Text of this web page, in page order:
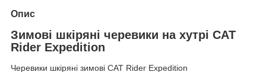
Опис
Зимові шкіряні черевики на хутрі CAT
Rider Expedition
Черевики шкіряні зимові CAT Rider Expedition